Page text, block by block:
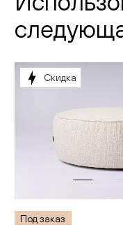
Скидка
Под заказ